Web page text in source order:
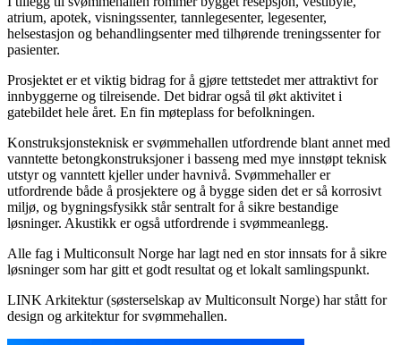
atrium, apotek, visningssenter, tannlegesenter, legesenter,
helsestasjon og behandlingsenter med tilhørende treningssenter for
pasienter.
Prosjektet er et viktig bidrag for å gjøre tettstedet mer attraktivt for
innbyggerne og tilreisende. Det bidrar også til økt aktivitet i
gatebildet hele året. En fin møteplass for befolkningen.
Konstruksjonsteknisk er svømmehallen utfordrende blant annet med
vanntette betongkonstruksjoner i basseng med mye innstøpt teknisk
utstyr og vanntett kjeller under havnivå. Svømmehaller er
utfordrende både å prosjektere og å bygge siden det er så korrosivt
miljø, og bygningsfysikk står sentralt for å sikre bestandige
løsninger. Akustikk er også utfordrende i svømmeanlegg.
Alle fag i Multiconsult Norge har lagt ned en stor innsats for å sikre
løsninger som har gitt et godt resultat og et lokalt samlingspunkt.
LINK Arkitektur (søsterselskap av Multiconsult Norge) har stått for
design og arkitektur for svømmehallen.